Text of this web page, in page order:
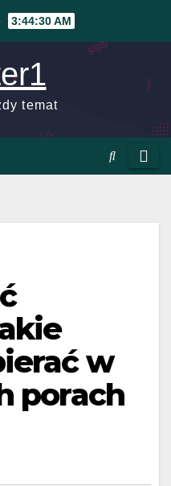
3:44:31 AM
temat
w
porach